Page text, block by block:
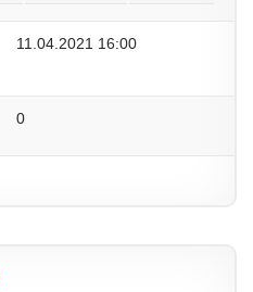
11.04.2021 16:00
0